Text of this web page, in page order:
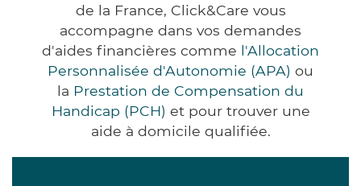
de la France, Click&Care vous
accompagne dans vos demandes
d'aides financières comme l'Allocation
Personnalisée d'Autonomie (APA) ou
la Prestation de Compensation du
Handicap (PCH) et pour trouver une
aide à domicile qualifiée.